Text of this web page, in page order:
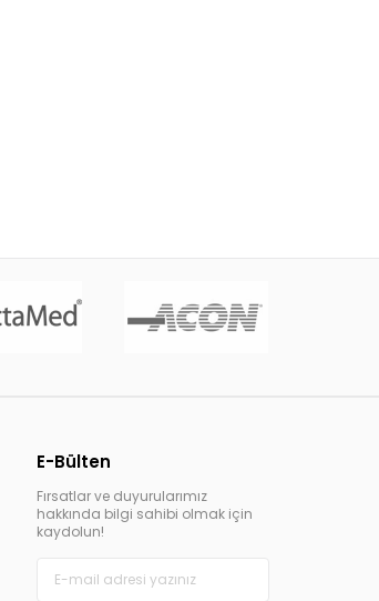
E-Bülten
Fırsatlar ve duyurularımız
hakkında bilgi sahibi olmak için
kaydolun!